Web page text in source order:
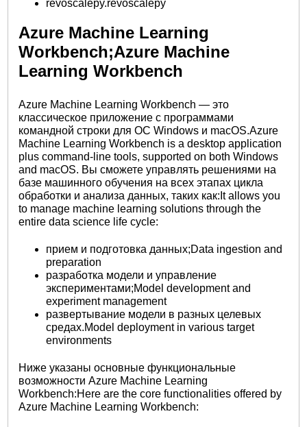
revoscalepy.revoscalepy
Azure Machine Learning
Workbench;Azure Machine
Learning Workbench
Azure Machine Learning Workbench — это
классическое приложение с программами
командной строки для ОС Windows и macOS.Azure
Machine Learning Workbench is a desktop application
plus command-line tools, supported on both Windows
and macOS. Вы сможете управлять решениями на
базе машинного обучения на всех этапах цикла
обработки и анализа данных, таких как:It allows you
to manage machine learning solutions through the
entire data science life cycle:
прием и подготовка данных;Data ingestion and
preparation
разработка модели и управление
экспериментами;Model development and
experiment management
развертывание модели в разных целевых
средах.Model deployment in various target
environments
Ниже указаны основные функциональные
возможности Azure Machine Learning
Workbench:Here are the core functionalities offered by
Azure Machine Learning Workbench: